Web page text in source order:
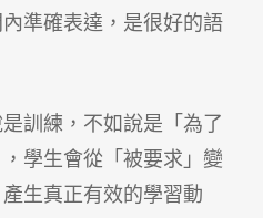
準確表達，是很好的語
訓練，不如說是「為了
學生會從「被要求」變
生真正有效的學習動